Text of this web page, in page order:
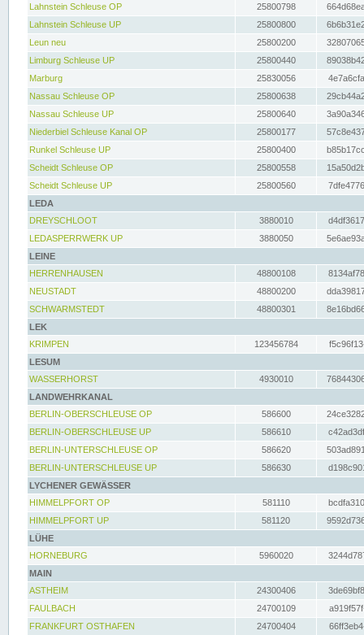
Lahnstein Schleuse OP
25800798
Lahnstein Schleuse UP
25800800
Leun neu
25800200
Limburg Schleuse UP
25800440
Marburg
25830056
Nassau Schleuse OP
25800638
Nassau Schleuse UP
25800640
Niederbiel Schleuse Kanal OP
25800177
Runkel Schleuse UP
25800400
Scheidt Schleuse OP
25800558
Scheidt Schleuse UP
25800560
LEDA
DREYSCHLOOT
3880010
LEDASPERRWERK UP
3880050
LEINE
HERRENHAUSEN
48800108
NEUSTADT
48800200
SCHWARMSTEDT
48800301
LEK
KRIMPEN
123456784
LESUM
WASSERHORST
4930010
LANDWEHRKANAL
BERLIN-OBERSCHLEUSE OP
586600
BERLIN-OBERSCHLEUSE UP
586610
BERLIN-UNTERSCHLEUSE OP
586620
BERLIN-UNTERSCHLEUSE UP
586630
LYCHENER GEWÄSSER
HIMMELPFORT OP
581110
HIMMELPFORT UP
581120
LÜHE
HORNEBURG
5960020
MAIN
ASTHEIM
24300406
FAULBACH
24700109
FRANKFURT OSTHAFEN
24700404